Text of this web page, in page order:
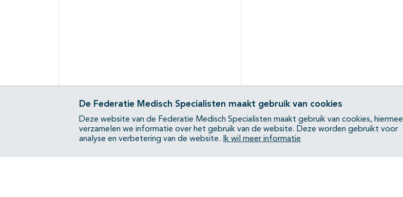
De Federatie Medisch Specialisten maakt gebruik van cookies
Deze website van de Federatie Medisch Specialisten maakt gebruik van cookies, hiermee
verzamelen we informatie over het gebruik van de website. Deze worden gebruikt voor
analyse en verbetering van de website.
Ik wil meer informatie